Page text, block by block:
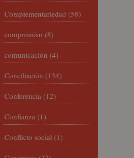
Complementariedad (58)
compromiso (8)
comunicación (4)
Conciliación (134)
Conferencia (12)
Confianza (1)
Conflicto social (1)